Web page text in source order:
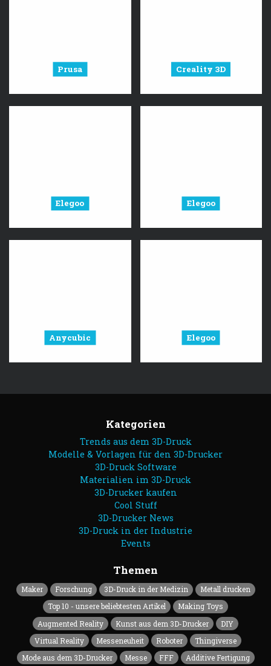
Prusa Creality 3D
Elegoo Elegoo
Anycubic Elegoo
Kategorien
Trends aus dem 3D-Druck
Modelle & Vorlagen für den 3D-Drucker
3D-Druck Software
Materialien im 3D-Druck
3D-Drucker kaufen
Cool Stuff
3D-Drucker News
3D-Druck in der Industrie
Events
Themen
Maker Forschung 3D-Druck in der Medizin
Metall drucken
Top 10 - unsere beliebtesten Artikel
Making Toys
Augmented Reality
Kunst aus dem 3D-Drucker
DIY
Virtual Reality
Messeneuheit Roboter
Thingiverse
Mode aus dem 3D-Drucker
Messe FFF Additive Fertigung